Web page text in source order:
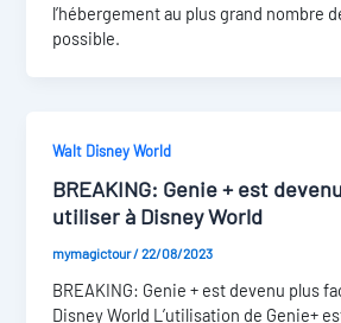
l’hébergement au plus grand nombre
possible.
Walt Disney World
BREAKING: Genie + est
utiliser à Disney World
mymagictour/22/08/2023
BREAKING: Genie + est devenu plus
Disney World L’utilisation de Genie+